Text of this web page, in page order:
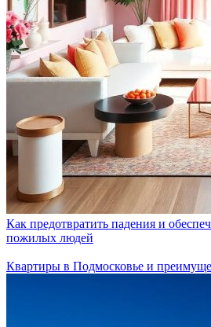
Как предотвратить падения и
пожилых людей
Квартиры в Подмосковье и